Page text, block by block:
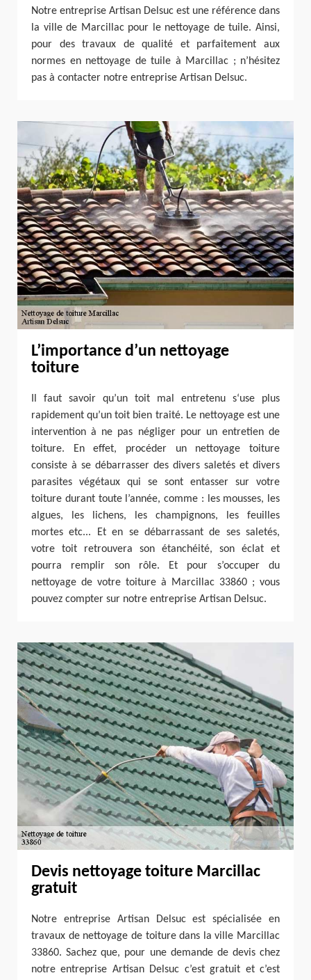
Notre entreprise Artisan Delsuc est une référence dans
la ville de Marcillac pour le nettoyage de tuile. Ainsi,
pour des travaux de qualité et parfaitement aux
normes en nettoyage de tuile à Marcillac ; n’hésitez
pas à contacter notre entreprise Artisan Delsuc.
L’importance d’un nettoyage
toiture
Il faut savoir qu’un toit mal entretenu s‘use plus
rapidement qu’un toit bien traité. Le nettoyage est une
intervention à ne pas négliger pour un entretien de
toiture. En effet, procéder un nettoyage toiture
consiste à se débarrasser des divers saletés et divers
parasites végétaux qui se sont entasser sur votre
toiture durant toute l’année, comme : les mousses, les
algues, les lichens, les champignons, les feuilles
mortes etc... Et en se débarrassant de ses saletés,
votre toit retrouvera son étanchéité, son éclat et
pourra remplir son rôle. Et pour s’occuper du
nettoyage de votre toiture à Marcillac 33860 ; vous
pouvez compter sur notre entreprise Artisan Delsuc.
Devis nettoyage toiture Marcillac
gratuit
Notre entreprise Artisan Delsuc est spécialisée en
travaux de nettoyage de toiture dans la ville Marcillac
33860. Sachez que, pour une demande de devis chez
notre entreprise Artisan Delsuc c’est gratuit et c’est